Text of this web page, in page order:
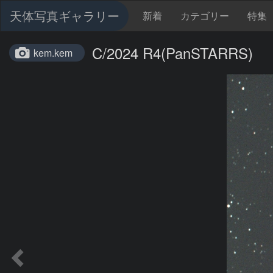
天体写真ギャラリー 新着 カテゴリー 特集
kem.kem C/2024 R4(PanSTARRS)